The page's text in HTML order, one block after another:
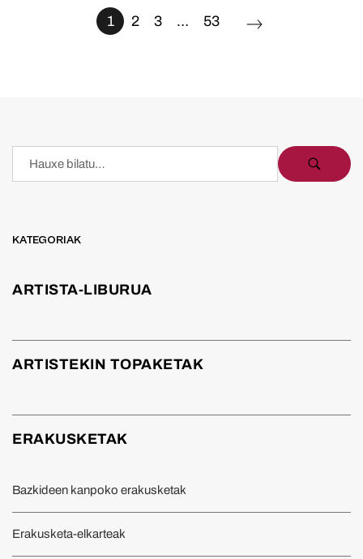
1 2 3 … 53
KATEGORIAK
ARTISTA-LIBURUA
ARTISTEKIN TOPAKETAK
ERAKUSKETAK
Bazkideen kanpoko erakusketak
Erakusketa-elkarteak